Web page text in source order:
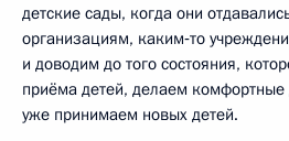
детские сады, когда они
организациям, каким‑то
и доводим до того состояния,
приёма детей, делаем комфортные
уже принимаем новых детей.